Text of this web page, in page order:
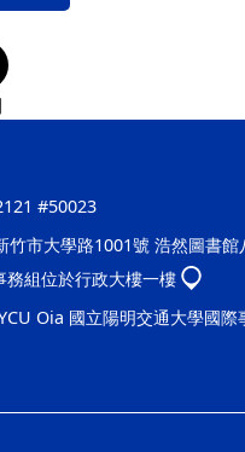
#50023
竹市大學路1001號 浩然圖書館
務組位於行政大樓一樓
Oia 國立陽明交通大學國際